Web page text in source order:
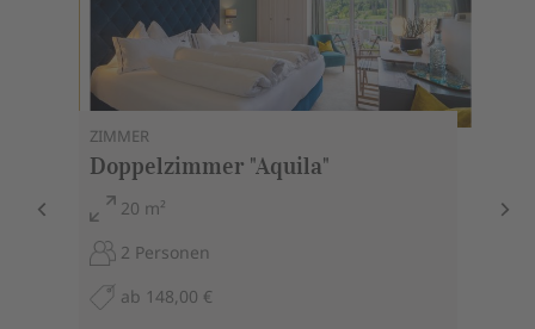
ZIMMER
Doppelzimmer "Aquila"
20 m²
2 Personen
ab 148,00 €